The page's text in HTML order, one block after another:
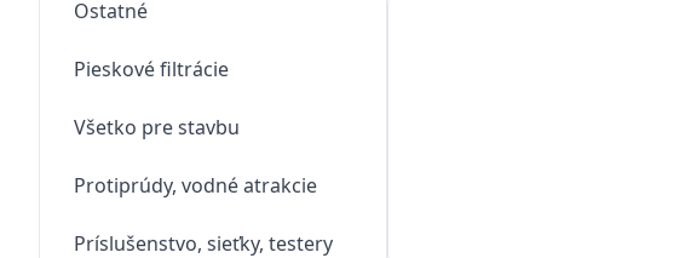
Ostatné
Pieskové filtrácie
Všetko pre stavbu
Protiprúdy, vodné atrakcie
Príslušenstvo, sieťky, testery